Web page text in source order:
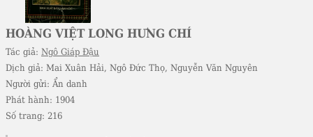
HOÀNG VIỆT LONG HƯNG CHÍ
Tác giả: Ngô Giáp Đậu
Dịch giả: Mai Xuân Hải, Ngô Đức Thọ, Nguyễn Văn Nguyên
Người gửi: Ẩn danh
Phát hành: 1904
Số trang: 216